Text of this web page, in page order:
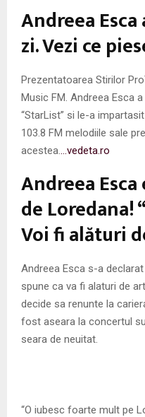
N
U
Andreea
zi. Vezi ce
Prezentatoarea Stirilor
Music FM. Andreea Esca
“StarList” si le-a
103.8 FM melodiile sale
acestea.
…vedeta.ro
Andreea
de Loredana!
Voi fi alături
Andreea Esca s-a
spune ca va fi alaturi de
decide sa renunte la
fost aseara la concertul
seara de neuitat.
“O iubesc foarte mult pe